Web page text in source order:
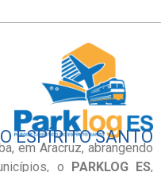
ESPÍRITO SANTO
em Aracruz, abrangendo
o
PARKLOG ES,